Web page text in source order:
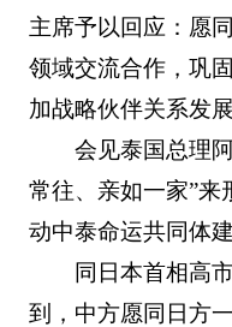
主席予以回应：愿
领域交流合作，巩
加战略伙伴关系发展
会见泰国总理
常往、亲如一家”来
动中泰命运共同体
同日本首相高
到，中方愿同日方